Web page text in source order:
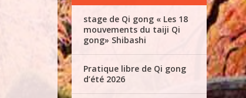
stage de Qi gong « Les 18
mouvements du taiji Qi
gong» Shibashi
Pratique libre de Qi gong
d’été 2026